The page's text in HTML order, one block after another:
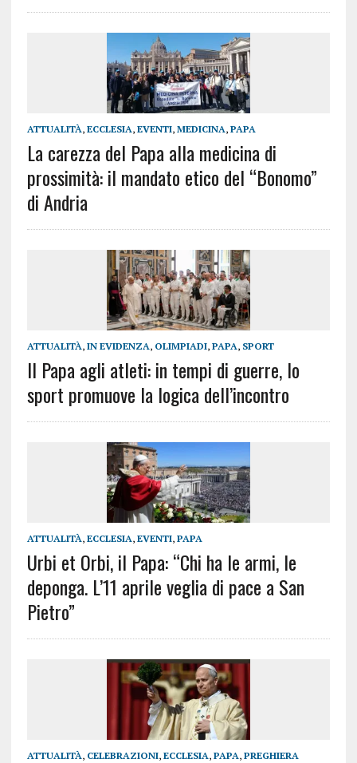
ATTUALITÀ, ECCLESIA, EVENTI, MEDICINA, PAPA
La carezza del Papa alla medicina di
prossimità: il mandato etico del “Bonomo”
di Andria
ATTUALITÀ, IN EVIDENZA, OLIMPIADI, PAPA, SPORT
Il Papa agli atleti: in tempi di guerre, lo
sport promuove la logica dell’incontro
ATTUALITÀ, ECCLESIA, EVENTI, PAPA
Urbi et Orbi, il Papa: “Chi ha le armi, le
deponga. L’11 aprile veglia di pace a San
Pietro”
ATTUALITÀ, CELEBRAZIONI, ECCLESIA, PAPA, PREGHIERA